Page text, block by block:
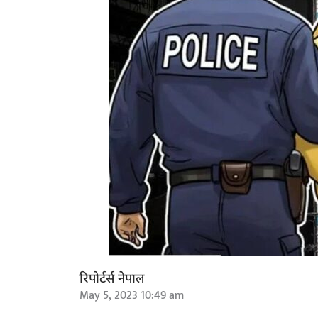
रिपोर्टर्स नेपाल
May 5, 2023 10:49 am